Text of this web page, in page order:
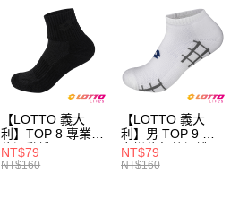
付款後7-11取貨
每筆NT$80，滿NT$1,500(含以上)免運費
宅配
每筆NT$80，滿NT$1,000(含以上)免運費
【LOTTO 義大
利】TOP 8 專業機
能運動襪(黑/黑-
LT9CMW8860)
NT$79
NT$160
【LOTTO 義大
利】男 TOP 9 彈
力機能氣墊裸襪
(白-
NT$79
NT$160